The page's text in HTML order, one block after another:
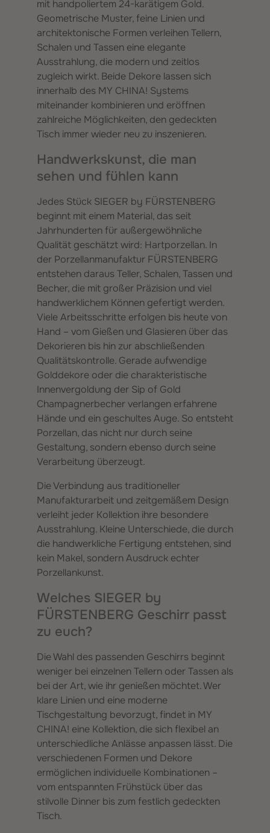
mit handpoliertem 24-karätigem Gold.
Geometrische Muster, feine Linien und
architektonische Formen verleihen Tellern,
Schalen und Tassen eine elegante
Ausstrahlung, die modern und zeitlos
zugleich wirkt. Beide Dekore lassen sich
innerhalb des MY CHINA! Systems
miteinander kombinieren und eröffnen
zahlreiche Möglichkeiten, den gedeckten
Tisch immer wieder neu zu inszenieren.
Handwerkskunst, die man
sehen und fühlen kann
Jedes Stück SIEGER by FÜRSTENBERG
beginnt mit einem Material, das seit
Jahrhunderten für außergewöhnliche
Qualität geschätzt wird: Hartporzellan. In
der Porzellanmanufaktur FÜRSTENBERG
entstehen daraus Teller, Schalen, Tassen und
Becher, die mit großer Präzision und viel
handwerklichem Können gefertigt werden.
Viele Arbeitsschritte erfolgen bis heute von
Hand – vom Gießen und Glasieren über das
Dekorieren bis hin zur abschließenden
Qualitätskontrolle. Gerade aufwendige
Golddekore oder die charakteristische
Innenvergoldung der Sip of Gold
Champagnerbecher verlangen erfahrene
Hände und ein geschultes Auge. So entsteht
Porzellan, das nicht nur durch seine
Gestaltung, sondern ebenso durch seine
Verarbeitung überzeugt.
Die Verbindung aus traditioneller
Manufakturarbeit und zeitgemäßem Design
verleiht jeder Kollektion ihre besondere
Ausstrahlung. Kleine Unterschiede, die durch
die handwerkliche Fertigung entstehen, sind
kein Makel, sondern Ausdruck echter
Porzellankunst.
Welches SIEGER by
FÜRSTENBERG Geschirr passt
zu euch?
Die Wahl des passenden Geschirrs beginnt
weniger bei einzelnen Tellern oder Tassen als
bei der Art, wie ihr genießen möchtet. Wer
klare Linien und eine moderne
Tischgestaltung bevorzugt, findet in MY
CHINA! eine Kollektion, die sich flexibel an
unterschiedliche Anlässe anpassen lässt. Die
verschiedenen Formen und Dekore
ermöglichen individuelle Kombinationen –
vom entspannten Frühstück über das
stilvolle Dinner bis zum festlich gedeckten
Tisch.